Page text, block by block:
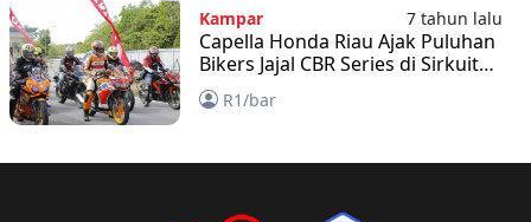
Kampar 7 tahun lalu
Capella Honda Riau Ajak Puluhan
Bikers Jajal CBR Series di Sirkuit
Bangkinang
R1/bar